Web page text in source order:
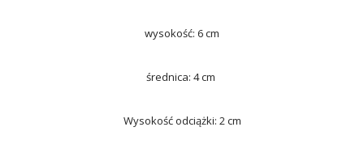
wysokość: 6 cm
średnica: 4 cm
Wysokość odciążki: 2 cm